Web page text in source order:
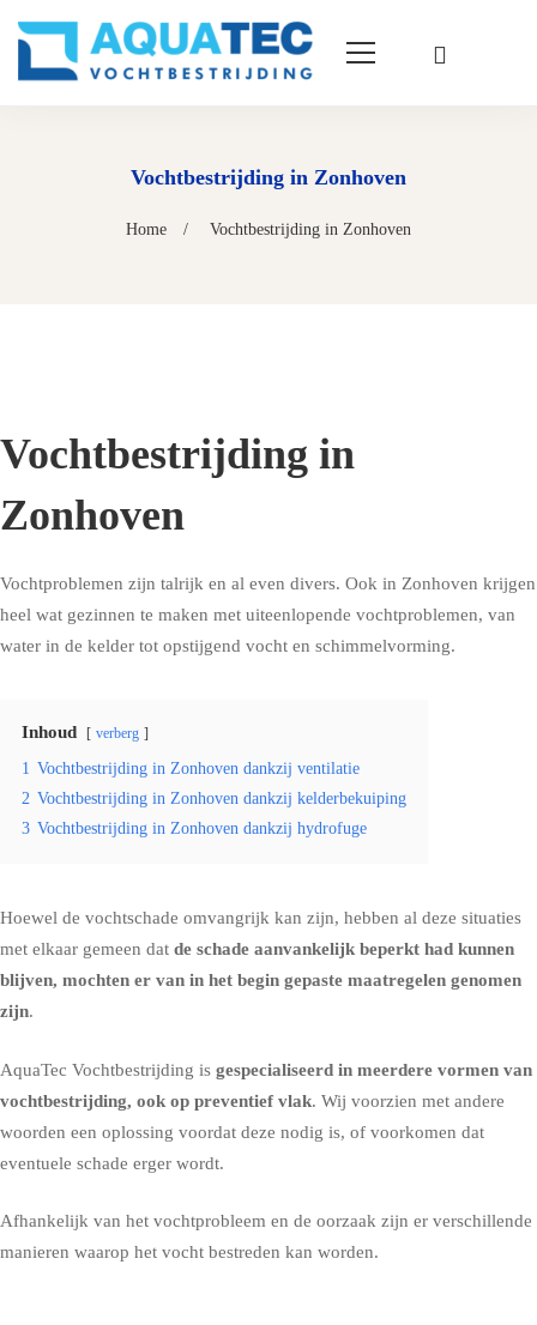
Vochtbestrijding in Zonhoven
Home Vochtbestrijding in Zonhoven
Vochtbestrijding in
Zonhoven
Vochtproblemen zijn talrijk en al even divers. Ook in Zonhoven krijgen
heel wat gezinnen te maken met uiteenlopende vochtproblemen, van
water in de kelder tot opstijgend vocht en schimmelvorming.
Inhoud verberg
1 Vochtbestrijding in Zonhoven dankzij ventilatie
2 Vochtbestrijding in Zonhoven dankzij kelderbekuiping
3 Vochtbestrijding in Zonhoven dankzij hydrofuge
Hoewel de vochtschade omvangrijk kan zijn, hebben al deze situaties
met elkaar gemeen dat de schade aanvankelijk beperkt had kunnen
blijven, mochten er van in het begin gepaste maatregelen genomen
zijn.
AquaTec Vochtbestrijding is gespecialiseerd in meerdere vormen van
vochtbestrijding, ook op preventief vlak. Wij voorzien met andere
woorden een oplossing voordat deze nodig is, of voorkomen dat
eventuele schade erger wordt.
Afhankelijk van het vochtprobleem en de oorzaak zijn er verschillende
manieren waarop het vocht bestreden kan worden.